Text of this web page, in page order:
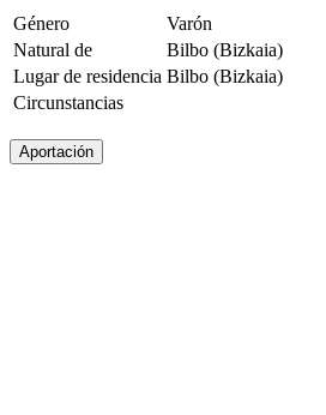
Género
Varón
Natural de
Bilbo (Bizkaia)
Lugar de residencia Bilbo (Bizkaia)
Circunstancias